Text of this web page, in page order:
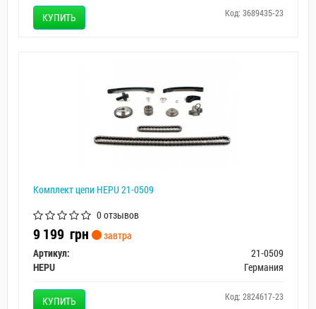
КУПИТЬ Код: 3689435-23
Комплект цепи HEPU 21-0509
0 отзывов
9 199 грн
завтра
Артикул:
21-0509
HEPU
Германия
КУПИТЬ Код: 2824617-23